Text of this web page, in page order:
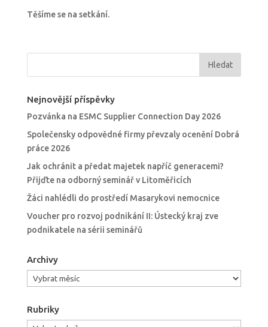
Těšíme se na setkání.
Nejnovější příspěvky
Pozvánka na ESMC Supplier Connection Day 2026
Společensky odpovědné firmy převzaly ocenění Dobrá
práce 2026
Jak ochránit a předat majetek napříč generacemi?
Přijďte na odborný seminář v Litoměřicích
Žáci nahlédli do prostředí Masarykovi nemocnice
Voucher pro rozvoj podnikání II: Ústecký kraj zve
podnikatele na sérii seminářů
Archivy
Archivy
Rubriky